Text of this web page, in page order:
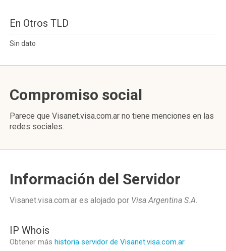
En Otros TLD
Sin dato
Compromiso social
Parece que Visanet.visa.com.ar no tiene menciones en las
redes sociales.
Información del Servidor
Visanet.visa.com.ar es alojado por Visa Argentina S.A.
IP Whois
Obtener más historia servidor de Visanet.visa.com.ar